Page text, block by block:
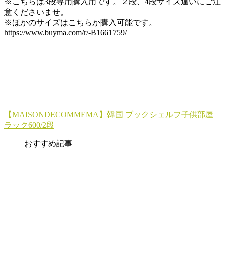
意くださいませ。
※ほかのサイズはこちらか購入可能です。
https://www.buyma.com/r/-B1661759/
【MAISONDECOMMEMA】韓国 ブックシェルフ子供部屋
ラック600/2段
おすすめ記事